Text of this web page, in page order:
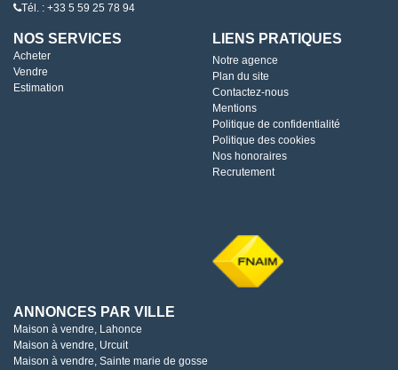
Tél. : +33 5 59 25 78 94
NOS SERVICES
Acheter
Vendre
Estimation
LIENS PRATIQUES
Notre agence
Plan du site
Contactez-nous
Mentions
Politique de confidentialité
Politique des cookies
Nos honoraires
Recrutement
ANNONCES PAR VILLE
Maison à vendre, Lahonce
Maison à vendre, Urcuit
Maison à vendre, Sainte marie de gosse